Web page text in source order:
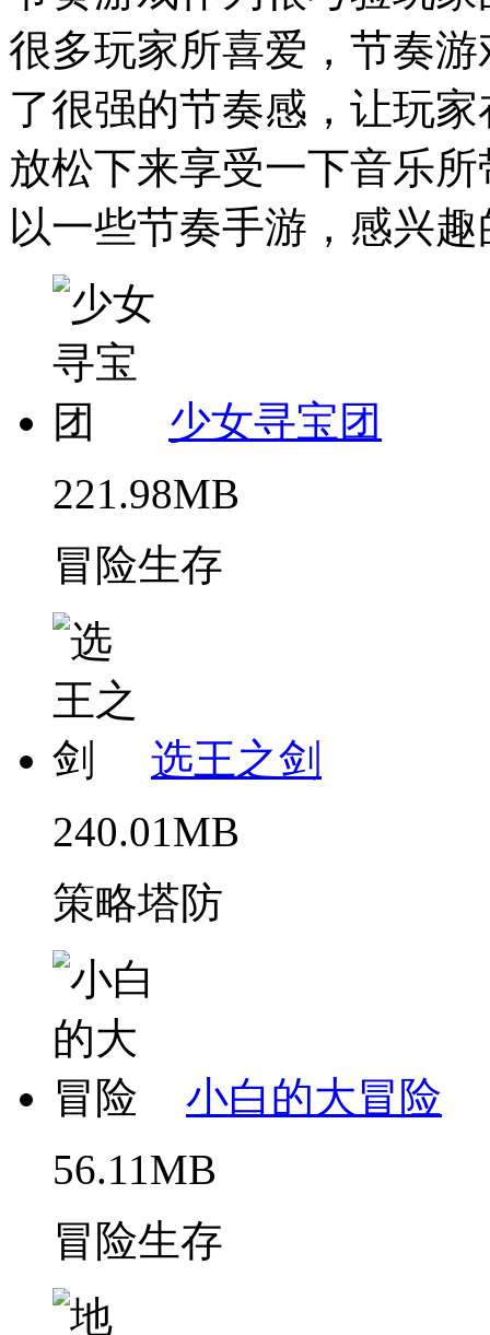
很多玩家所喜爱，节奏
了很强的节奏感，让玩
放松下来享受一下音乐
以一些节奏手游，感兴
少女寻宝团
221.98MB
冒险生存
选王之剑
240.01MB
策略塔防
小白的大冒险
56.11MB
冒险生存